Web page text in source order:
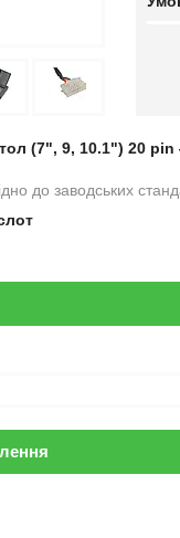
(7", 9, 10.1") 20
до заводських